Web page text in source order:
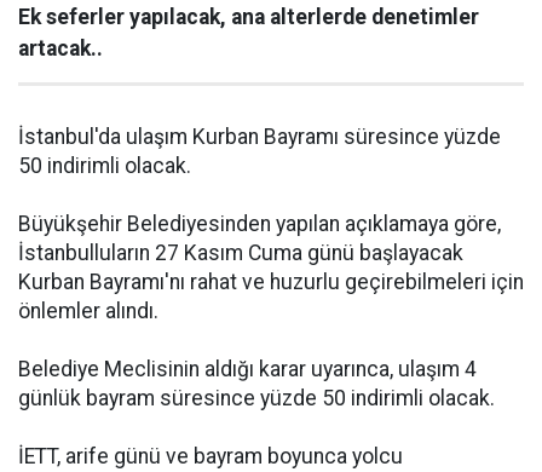
Ek seferler yapılacak, ana alterlerde denetimler
artacak..
İstanbul'da ulaşım Kurban Bayramı süresince yüzde
50 indirimli olacak.
Büyükşehir Belediyesinden yapılan açıklamaya göre,
İstanbulluların 27 Kasım Cuma günü başlayacak
Kurban Bayramı'nı rahat ve huzurlu geçirebilmeleri için
önlemler alındı.
Belediye Meclisinin aldığı karar uyarınca, ulaşım 4
günlük bayram süresince yüzde 50 indirimli olacak.
İETT, arife günü ve bayram boyunca yolcu